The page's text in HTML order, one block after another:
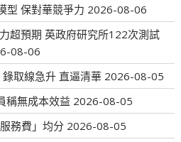
型 保對華競爭力 2026-08-06
超預期 英政府研究所122次測試
08-06
取線急升 直逼清華 2026-08-05
稱無成本效益 2026-08-05
務費」均分 2026-08-05